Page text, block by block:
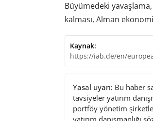
Büyümedeki
kalması, Alman
Kaynak:
https://iab.de/en/
Yasal uyarı: Bu haber
tavsiyeler yatırım
portföy yönetim